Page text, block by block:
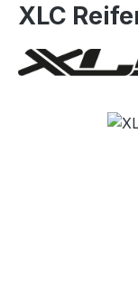
XLC
Bildergalerie